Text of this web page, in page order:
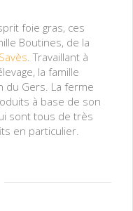
foie gras, ces
Boutines, de la
. Travaillant à
la famille
du Gers. La ferme
à base de son
sont tous de très
en particulier.